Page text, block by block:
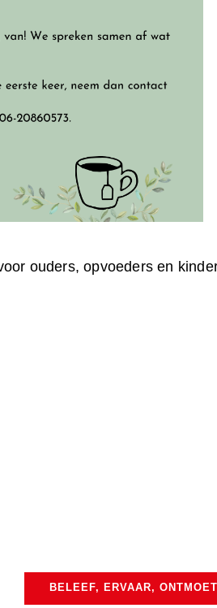
ouders, opvoeders en
BELEEF, ERVAAR,